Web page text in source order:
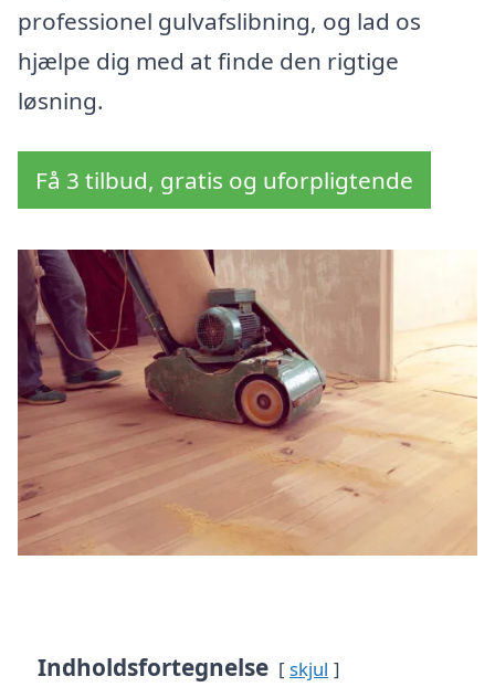
professionel gulvafslibning, og lad os
hjælpe dig med at finde den rigtige
løsning.
Få 3 tilbud, gratis og uforpligtende
Indholdsfortegnelse skjul